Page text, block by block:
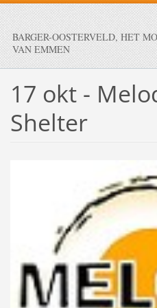
BARGER-OOSTERVELD, HET
VAN EMMEN
17 okt -
Shelter